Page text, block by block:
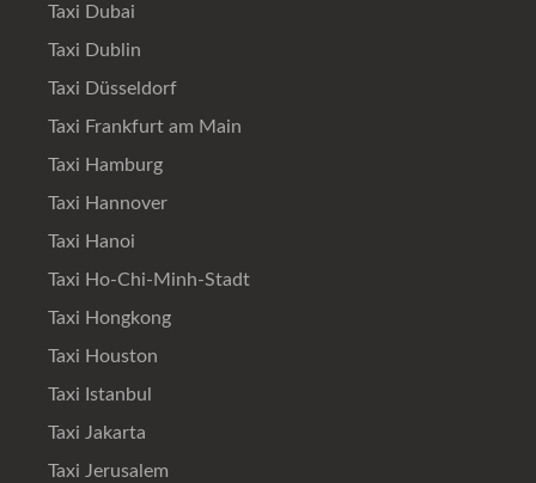
Taxi Dubai
Taxi Dublin
Taxi Düsseldorf
Taxi Frankfurt am Main
Taxi Hamburg
Taxi Hannover
Taxi Hanoi
Taxi Ho-Chi-Minh-Stadt
Taxi Hongkong
Taxi Houston
Taxi Istanbul
Taxi Jakarta
Taxi Jerusalem